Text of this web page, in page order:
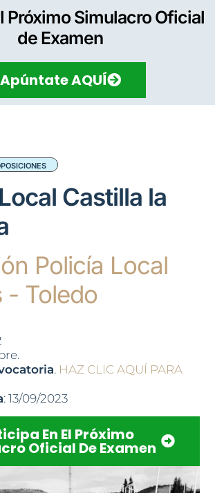
Próximo Simulacro Oficial
de Examen
Apúntate AQUÍ
Castilla la
Policía Local
- Toledo
. HAZ CLIC AQUÍ PARA
: 13/09/2023
En El Próximo
Oficial De Examen